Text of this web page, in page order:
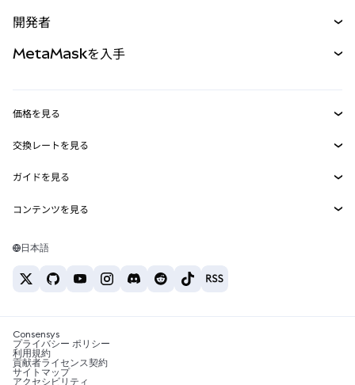
パーペチュアル
RWA
開発者
MetaMask Connect
Snaps
Web3サービス
MetaMaskを入手
セキュリティ
サポート
キャリア
お問い合わせ
価格を見る
イーサリアムの価格
Solanaの価格
Tetherの価格
交換レートを見る
ETH→USD
USDT→INR
BTC→INR
ETH→USDT
ガイドを見る
ETHの購入
USDTの購入
SHIBの購入
BNBの購入
コンテンツを見る
Solanaウォレット
税制関連ニュース
暗号資産の購入方法は？
日本語
Consensys
プライバシー ポリシー
利用規約
貢献者ライセンス契約
サイトマップ
アクセシビリティ